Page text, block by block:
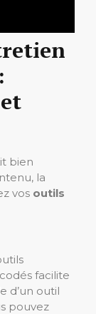
bien
la
vos outils
facilite
d’un outil
pouvez